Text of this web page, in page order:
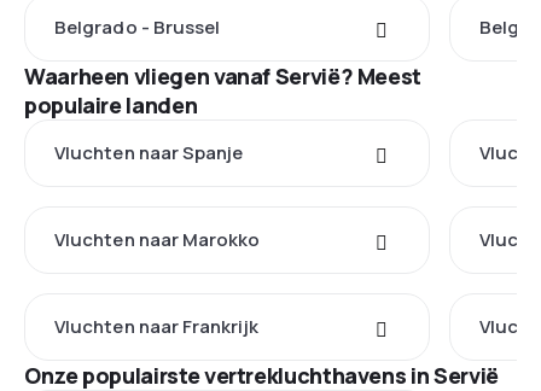
Belgrado - Brussel
Waarheen vliegen vanaf Servië? Meest
populaire landen
Vluchten naar Spanje
Vluchten naar Marokko
Vluchten naar Frankrijk
Onze populairste vertrekluchthavens in Servië